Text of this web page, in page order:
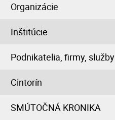
Organizácie
Inštitúcie
Podnikatelia, firmy, služby
Cintorín
SMÚTOČNÁ KRONIKA